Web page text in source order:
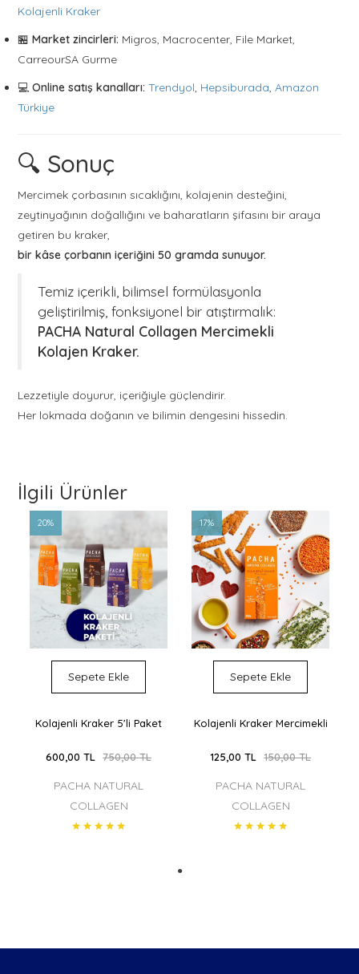
Kolajenli Kraker
🏪Market zincirleri: Migros, Macrocenter, File Market,
CarreourSA Gurme
💻Online satış kanalları: Trendyol, Hepsiburada,Amazon
Türkiye
🔍 Sonuç
Mercimek çorbasının sıcaklığını, kolajenin desteğini,
zeytinyağının doğallığını ve baharatların şifasını bir araya
getiren bu kraker,
bir kâse çorbanın içeriğini 50 gramda sunuyor.
Temiz içerikli, bilimsel formülasyonla
geliştirilmiş, fonksiyonel bir atıştırmalık:
PACHA Natural Collagen Mercimekli
Kolajen Kraker.
Lezzetiyle doyurur, içeriğiyle güçlendirir.
Her lokmada doğanın ve bilimin dengesini hissedin.
İlgili Ürünler
20%
Sepete Ekle
Kolajenli Kraker 5'li Paket
600,00 TL 750,00 TL
PACHA NATURAL
COLLAGEN
17%
Sepete Ekle
Kolajenli Kraker Mercimekli
125,00 TL 150,00 TL
PACHA NATURAL
COLLAGEN